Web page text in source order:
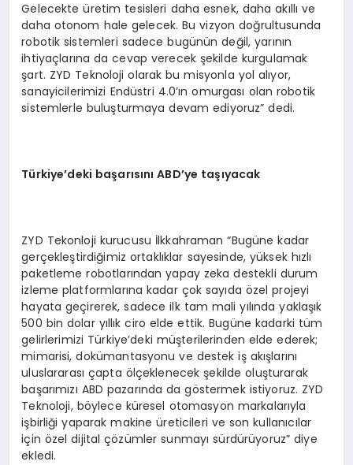
Gelecekte üretim tesisleri daha esnek, daha akıllı ve
daha otonom hale gelecek. Bu vizyon doğrultusunda
robotik sistemleri sadece bugünün değil, yarının
ihtiyaçlarına da cevap verecek şekilde kurgulamak
şart. ZYD Teknoloji olarak bu misyonla yol alıyor,
sanayicilerimizi Endüstri 4.0’ın omurgası olan robotik
sistemlerle buluşturmaya devam ediyoruz” dedi.
Türkiye’deki başarısını ABD’ye taşıyacak
ZYD Tekonloji kurucusu İlkkahraman “Bugüne kadar
gerçekleştirdiğimiz ortaklıklar sayesinde, yüksek hızlı
paketleme robotlarından yapay zeka destekli durum
izleme platformlarına kadar çok sayıda özel projeyi
hayata geçirerek, sadece ilk tam mali yılında yaklaşık
500 bin dolar yıllık ciro elde ettik. Bugüne kadarki tüm
gelirlerimizi Türkiye’deki müşterilerinden elde ederek;
mimarisi, dokümantasyonu ve destek iş akışlarını
uluslararası çapta ölçeklenecek şekilde oluşturarak
başarımızı ABD pazarında da göstermek istiyoruz. ZYD
Teknoloji, böylece küresel otomasyon markalarıyla
işbirliği yaparak makine üreticileri ve son kullanıcılar
için özel dijital çözümler sunmayı sürdürüyoruz” diye
ekledi.